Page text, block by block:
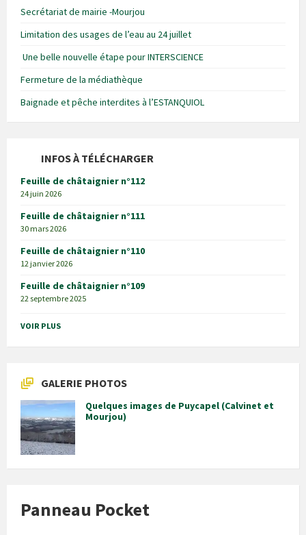
Secrétariat de mairie -Mourjou
Limitation des usages de l’eau au 24 juillet
Une belle nouvelle étape pour INTERSCIENCE
Fermeture de la médiathèque
Baignade et pêche interdites à l’ESTANQUIOL
INFOS À TÉLÉCHARGER
Feuille de châtaignier n°112
24 juin 2026
Feuille de châtaignier n°111
30 mars 2026
Feuille de châtaignier n°110
12 janvier 2026
Feuille de châtaignier n°109
22 septembre 2025
VOIR PLUS
GALERIE PHOTOS
Quelques images de Puycapel (Calvinet et
Mourjou)
Panneau Pocket